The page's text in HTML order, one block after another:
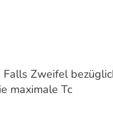
Zweifel
maximale Tc